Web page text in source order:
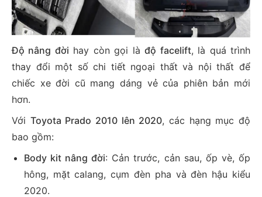
Độ nâng đời hay còn gọi làđộ facelift, là quá trình
thay đổi một số chi tiết ngoại thất và nội thất để
chiếc xe đời cũ mang dáng vẻ của phiên bản mới
hơn.
Với Toyota Prado 2010 lên 2020, các hạng mục độ
bao gồm:
Body kit nâng đời: Cản trước, cản sau, ốp vè, ốp
hông, mặt calang, cụm đèn pha và đèn hậu kiểu
2020.